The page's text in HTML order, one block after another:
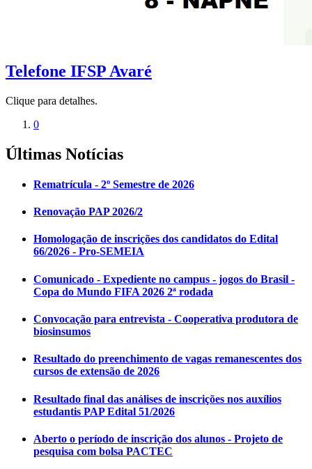
Telefone IFSP Avaré
Clique para detalhes.
0
Últimas Notícias
Rematrícula - 2º Semestre de 2026
Renovação PAP 2026/2
Homologação de inscrições dos candidatos do Edital
66/2026 - Pro-SEMEIA
Comunicado - Expediente no campus - jogos do Brasil -
Copa do Mundo FIFA 2026 2ª rodada
Convocação para entrevista - Cooperativa produtora de
biosinsumos
Resultado do preenchimento de vagas remanescentes dos
cursos de extensão de 2026
Resultado final das análises de inscrições nos auxílios
estudantis PAP Edital 51/2026
Aberto o período de inscrição dos alunos - Projeto de
pesquisa com bolsa PACTEC